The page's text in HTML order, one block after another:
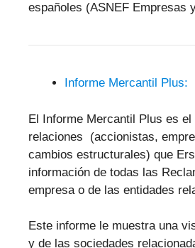
españoles (ASNEF Empresas
Informe Mercantil Plus:
El Informe Mercantil Plus es
relaciones (accionistas,
cambios estructurales) que
información de todas las
empresa o de las entidades
Este informe le muestra una
y de las sociedades